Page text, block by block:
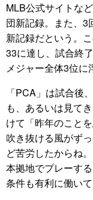
MLB公式サイトな
団新記録。また、3
新記録だという。
33に達し、試合終
メジャー全体3位に
「PCA」は試合後
も、あるいは見て
けて「昨年のこと
吹き抜ける風がず
ど苦労したからね
本拠地でプレーす
条件も有利に働いて